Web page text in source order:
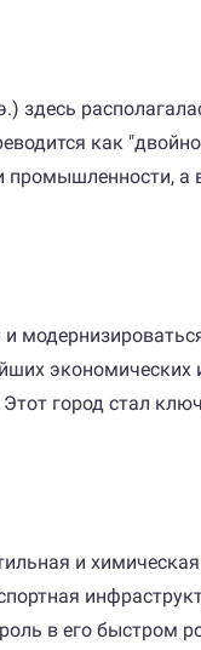
как
а
и
экономических
город стал
и
в его быстром